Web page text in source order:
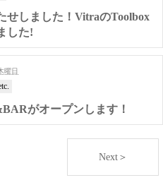
せしました！VitraのToolbox
した!
曜日
がオープンします！
Next＞